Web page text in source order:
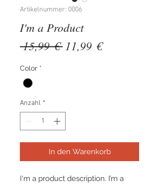
Artikelnummer: 0006
I'm a Product
15,99 € Standardpreis
11,99 €Sale-
Color *
Anzahl *
In den Warenkorb
I'm a product description. I’m a